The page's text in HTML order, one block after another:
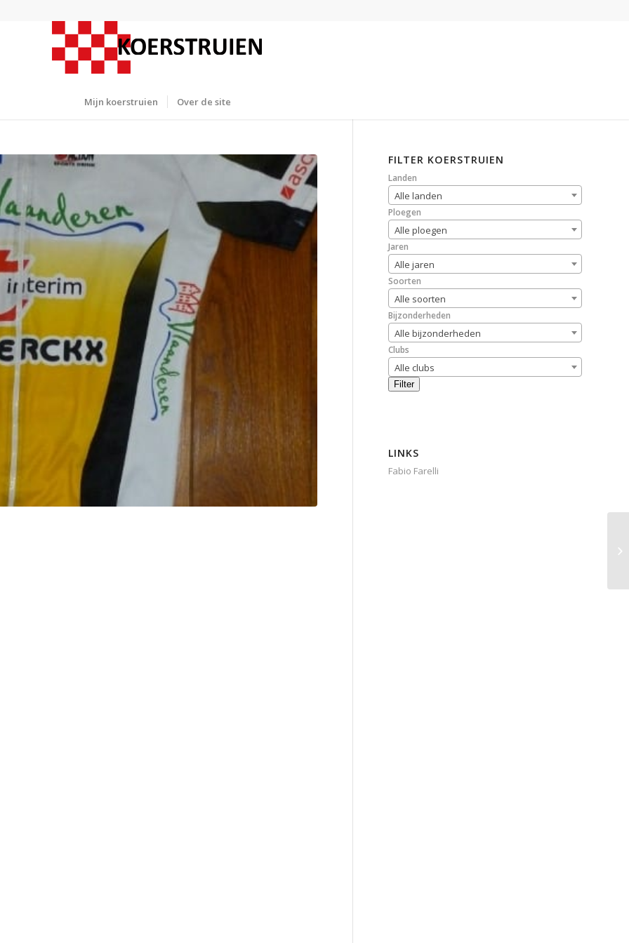
Mijn koerstruien Over de site
FILTER KOERSTRUIEN
Landen
Alle landen
Ploegen
Alle ploegen
Jaren
Alle jaren
Soorten
Alle soorten
Bijzonderheden
Alle bijzonderheden
Clubs
Alle clubs
Filter
LINKS
Fabio Farelli